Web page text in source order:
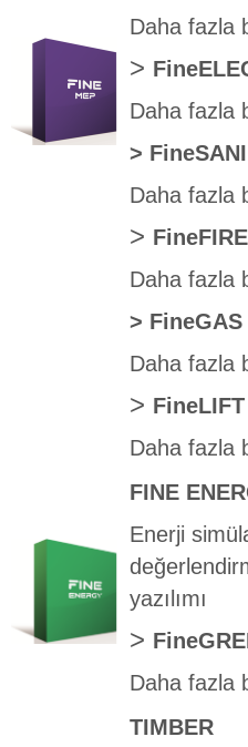
Daha fazla
>
Daha fazla
> FineSANI
Daha fazla
> FineFIRE
Daha fazla
> FineGAS
Daha fazla
> FineLIFT
Daha fazla
FINE
Enerji
yazılımı
>
Daha fazla
TIMBER